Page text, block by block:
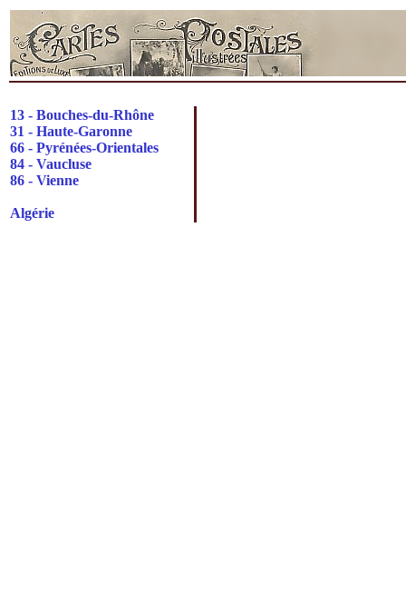
13 - Bouches-du-Rhône
31 - Haute-Garonne
66 - Pyrénées-Orientales
84 - Vaucluse
86 - Vienne
Algérie